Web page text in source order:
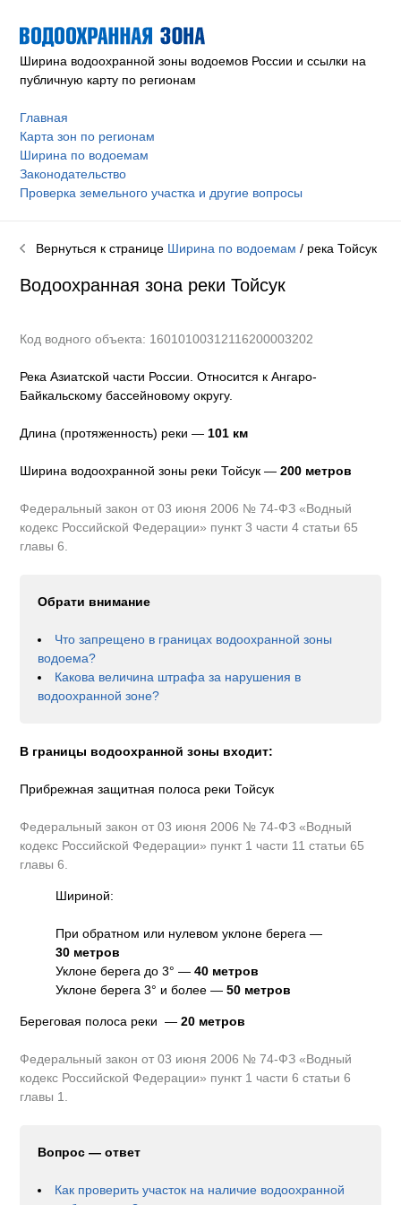
Ширина водоохранной зоны водоемов России и ссылки на
публичную карту по регионам
Главная
Карта зон по регионам
Ширина по водоемам
Законодательство
Проверка земельного участка и другие вопросы
Вернуться к странице Ширина по водоемам / река Тойсук
Водоохранная зона реки Тойсук
Код водного объекта: 16010100312116200003202
Река Азиатской части России. Относится к Ангаро-
Байкальскому бассейновому округу.
Длина (протяженность) реки — 101 км
Ширина водоохранной зоны реки Тойсук —200 метров
Федеральный закон от 03 июня 2006 № 74-ФЗ «Водный
кодекс Российской Федерации» пункт 3 части 4 статьи 65
главы 6.
Обрати внимание
Что запрещено в границах водоохранной зоны
водоема?
Какова величина штрафа за нарушения в
водоохранной зоне?
В границы водоохранной зоны входит:
Прибрежная защитная полоса реки Тойсук
Федеральный закон от 03 июня 2006 № 74-ФЗ «Водный
кодекс Российской Федерации» пункт 1 части 11 статьи 65
главы 6.
Шириной:
При обратном или нулевом уклоне берега —
30 метров
Уклоне берега до 3° —40 метров
Уклоне берега 3° и более —50 метров
Береговая полоса реки —20 метров
Федеральный закон от 03 июня 2006 № 74-ФЗ «Водный
кодекс Российской Федерации» пункт 1 части 6 статьи 6
главы 1.
Вопрос — ответ
Как проверить участок на наличие водоохранной